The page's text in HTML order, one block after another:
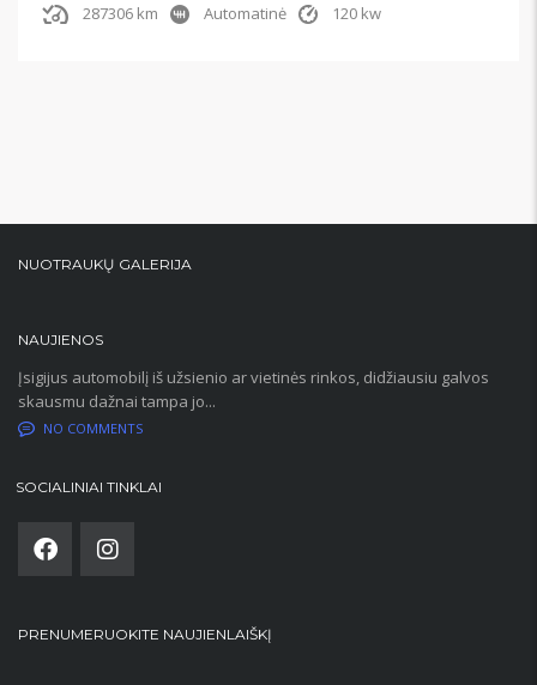
287306 km Automatinė 120 kw
NUOTRAUKŲ GALERIJA
NAUJIENOS
Įsigijus automobilį iš užsienio ar vietinės rinkos, didžiausiu galvos
skausmu dažnai tampa jo...
NO COMMENTS
SOCIALINIAI TINKLAI
PRENUMERUOKITE NAUJIENLAIŠKĮ